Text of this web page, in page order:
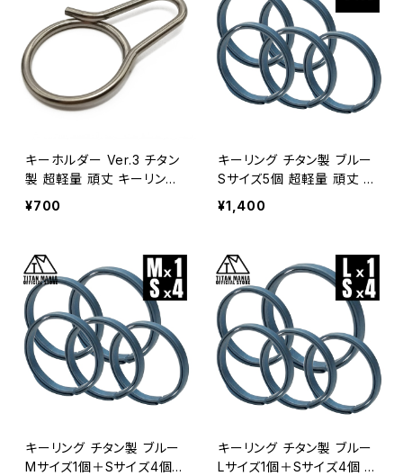
キーホルダー Ver.3 チタン
製 超軽量 頑丈 キーリング
メンズ おしゃれ 金具 フック
¥700
キーリング チタン製 ブルー
Sサイズ5個 超軽量 頑丈 シ
ンプル キーホルダー 錆び
ない 二重リング 金具
¥1,400
キーリング チタン製 ブルー
Mサイズ1個＋Sサイズ4個
キーリング チタン製 ブルー
Lサイズ1個＋Sサイズ4個 超